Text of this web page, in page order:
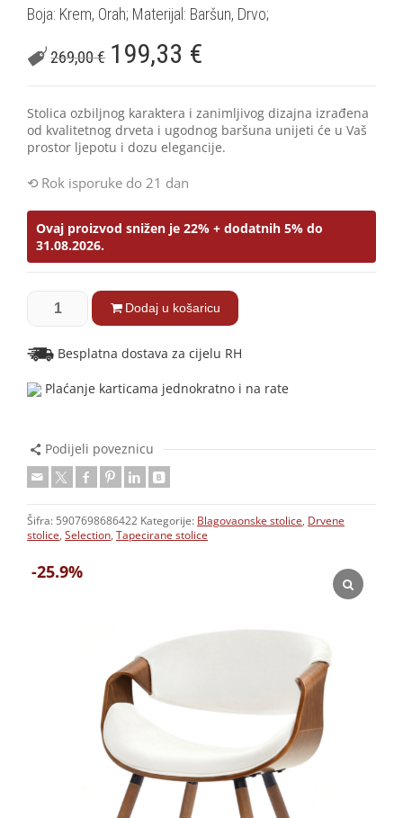
-25.9%
Boja: Krem, Orah; Materijal: Baršun, Drvo;
269,00€ 199,33 €
Stolica ozbiljnog karaktera i zanimljivog dizajna izrađena
od kvalitetnog drveta i ugodnog baršuna unijeti će u Vaš
prostor ljepotu i dozu elegancije.
Rok isporuke do 21 dan
Ovaj proizvod snižen je 22% + dodatnih 5% do
31.08.2026.
Dodaj u košaricu
Besplatna dostava za cijelu RH
Plaćanje karticama jednokratno i na rate
Podijeli poveznicu
Šifra: 5907698686422 Kategorije: Blagovaonske stolice, Drvene
stolice, Selection, Tapecirane stolice